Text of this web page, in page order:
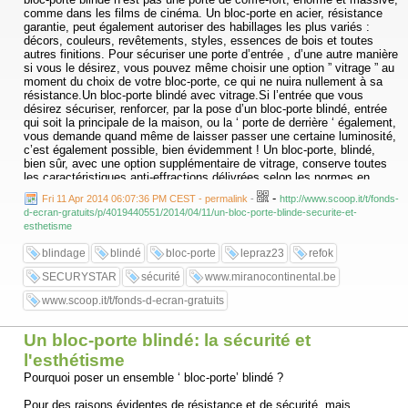
comme dans les films de cinéma. Un bloc-porte en acier, résistance
garantie, peut également autoriser des habillages les plus variés :
décors, couleurs, revêtements, styles, essences de bois et toutes
autres finitions. Pour sécuriser une porte d’entrée , d’une autre manière
si vous le désirez, vous pouvez même choisir une option ” vitrage ” au
moment du choix de votre bloc-porte, ce qui ne nuira nullement à sa
résistance.Un bloc-porte blindé avec vitrage.Si l’entrée que vous
désirez sécuriser, renforcer, par la pose d’un bloc-porte blindé, entrée
qui soit la principale de la maison, ou la ‘ porte de derrière ‘ également,
vous demande quand même de laisser passer une certaine luminosité,
c’est également possible, bien évidemment ! Un bloc-porte, blindé,
bien sûr, avec une option supplémentaire de vitrage, conserve toutes
les caractéristiques anti-effractions délivrées selon les normes en
vigueur, et vous apporte en plus une réelle luminosité supplémentaire.
Ces solutions sont alors appelées ‘ bloc porte vitré ‘ ou encore ‘ bloc
porte de pavillon ‘ et sont largement utilisées dans les maisons
individuelles.
See it on Scoop.it, via fonds d'écran gratuits
....
Fri 11 Apr 2014 06:07:36 PM CEST - permalink - - http://www.scoop.it/t/fonds-
d-ecran-gratuits/p/4019440551/2014/04/11/un-bloc-porte-blinde-securite-et-
esthetisme
blindage blindé bloc-porte lepraz23
refok
SECURYSTAR
sécurité
www.miranocontinental.be
www.scoop.it/t/fonds-d-ecran-gratuits
Un bloc-porte blindé: la sécurité et
l'esthétisme
Pourquoi poser un ensemble ‘ bloc-porte’ blindé ?
Pour des raisons évidentes de résistance et de sécurité, mais